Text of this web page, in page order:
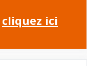
cliquez ici